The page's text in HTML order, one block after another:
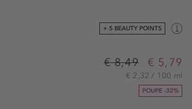
+ 5 BEAUTY POINTS
€ 8,49 € 5,79
€ 2,32 / 100 ml
POUPE -32%